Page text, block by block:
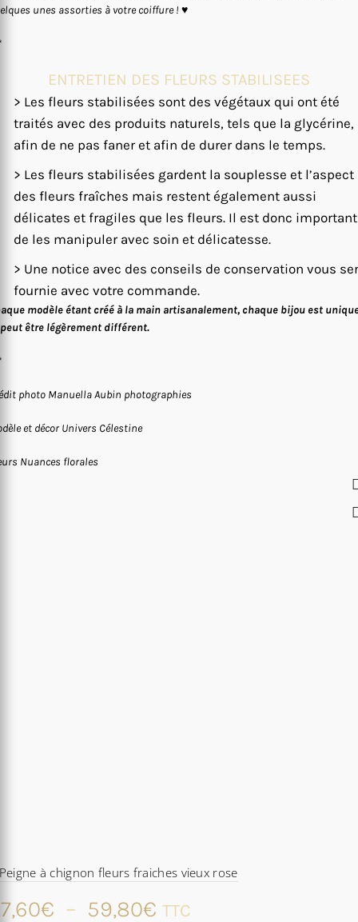
unes assorties à votre coiffure ! ♥
ENTRETIEN DES FLEURS STABILISEES
> Les fleurs stabilisées sont des végétaux qui ont été
traités avec des produits naturels, tels que la glycérine,
afin de ne pas faner et afin de durer dans le temps.
> Les fleurs stabilisées gardent la souplesse et l’aspect
des fleurs fraîches mais restent également aussi
délicates et fragiles que les fleurs. Il est donc important
de les manipuler avec soin et délicatesse.
> Une notice avec des conseils de conservation vous
fournie avec votre commande.
modèle étant créé à la main artisanalement, chaque bijou est
être légèrement différent.
photo Manuella Aubin photographies
et décor Univers Célestine
Nuances florales
à chignon fleurs fraiches vieux rose
€ – 59,80€ Plage
TTC